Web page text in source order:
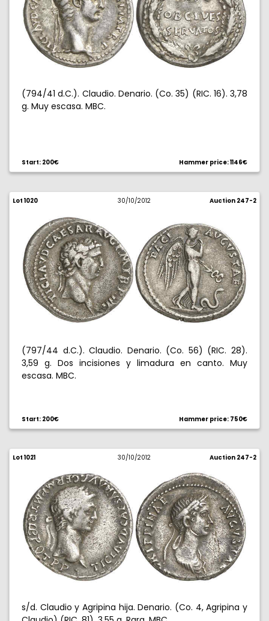
(794/41 d.C.). Claudio. Denario. (Co. 35) (RIC. 16). 3,78
g. Muy escasa. MBC.
Start: 200€ Hammer price: 1146€
Lot 1020 30/10/2012 Auction 247-2
(797/44 d.C.). Claudio. Denario. (Co. 56) (RIC. 28).
3,59 g. Dos incisiones y limadura en canto. Muy
escasa. MBC.
Start: 200€ Hammer price: 750€
Lot 1021 30/10/2012 Auction 247-2
s/d. Claudio y Agripina hija. Denario. (Co. 4, Agripina y